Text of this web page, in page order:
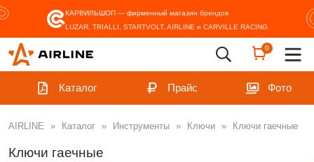
КАРВИЛЬШОП — фирменный магазин брендов
LUZAR, TRIALLI, STARTVOLT, AIRLINE и CARVILLE RACING
0
Каталог Прайс Фото
AIRLINE » Каталог » Инструменты » Ключи » Ключи гаечные
Ключи гаечные